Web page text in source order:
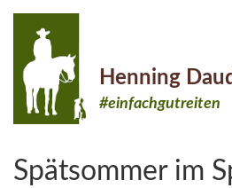
Henning
#einfachgutreiten
Spätsommer im